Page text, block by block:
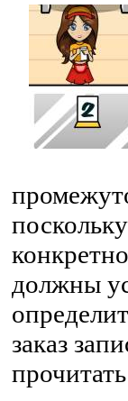
должны
заказ